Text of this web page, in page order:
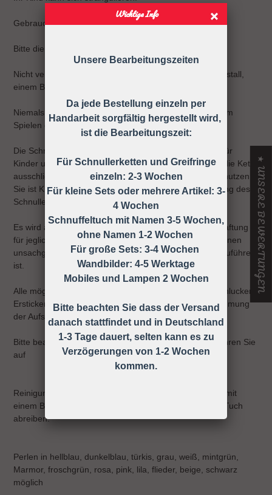
Gebrauchsanweisung
Bitte die Schnullerkette nur an der Kleidung befestigen!
Nicht verwenden, wenn der Säugling sich in einem Laufstall,
einem Bett oder einer Wiege befindet
Niemals die Schnullerkette dem Kind ohne Schnuller zum
Spielen geben.
Die Schnullerkette darf nicht unbefestigt als Spielzeug für
Kinder unter 36 Monaten verwendet werden, daher ist die Kette
ausschließlich unter Aufsicht eines Erwachsenen zu benutzen!
Sie ist KEIN Spielzeug, sondern dient nur zur Befestigung des
Schnullers an der Kleidung.
Es wird ausdrücklich darauf hingewiesen, dass keine Haftung
für jegliche Art von Risiken übernommen wird, die auf einen
unsachgemäßen Gebrauch der Schnullerkette zurück zuführen
ist.
Alle möglichen Unfälle und Verletzungen wie z.B. Verschlucken,
Ersticken, Strangulieren ect. können durch die Wahrnehmung
der Aufsichtspflicht vermieden werden!
Bitte beachten Sie die Gebrauchsanweisung und bewahren Sie
auf
Reinigung: Sie können die Schnullerkette ganz einfach mit
einem Baby-Feuchttuch oder einem anderen feuchten Tuch
abreiben.
Perlen in hellblau, dunkelblau, türkis, grau, weiß, mintgrün,
Marmor, froschgrün, rosa, pink, lila, flieder, beige, schwarz
möglich
★ UNSERE BEWERTUNGEN
Wichtige Info
Unsere Bearbeitungszeiten
Da jede Bestellung einzeln per
Handarbeit sorgfältig hergestellt wird,
ist die Bearbeitungszeit:
Für Schnullerketten und Greifringe
einzeln: 2-3 Wochen
Für kleine Sets oder mehrere Artikel: 3-
4 Wochen
Schnuffeltuch mit Namen 3-5 Wochen,
ohne Namen 1-2 Wochen
Für große Sets: 3-4 Wochen
Wandbilder: 4-5 Werktage
Mobiles und Lampen 2 Wochen
Bitte beachten Sie dass der Versand
danach stattfindet und in Deutschland
1-3 Tage dauert, selten kann es zu
Verzögerungen von 1-2 Wochen
kommen.